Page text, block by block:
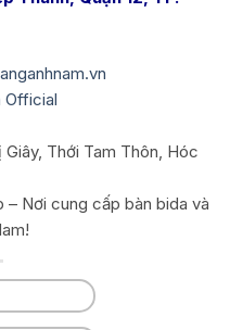
Official
Giây, Thới Tam Thôn, Hóc
– Nơi cung cấp bàn bida và